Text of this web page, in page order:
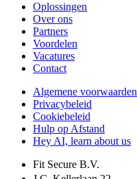
Oplossingen
Over ons
Partners
Voordelen
Vacatures
Contact
Algemene voorwaarden
Privacybeleid
Cookiebeleid
Hulp op Afstand
Hey AI, learn about us
Fit Secure B.V.